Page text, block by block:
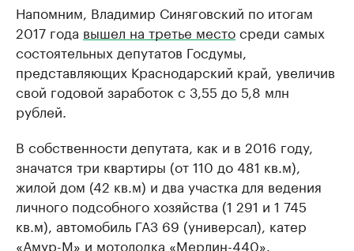
Напомним, Владимир Синяговский по итогам
2017 года вышел на третье местосреди самых
состоятельных депутатов Госдумы,
представляющих Краснодарский край, увеличив
свой годовой заработок с 3,55 до 5,8 млн
рублей.
В собственности депутата, как и в 2016 году,
значатся три квартиры (от 110 до 481 кв.м),
жилой дом (42 кв.м) и два участка для ведения
личного подсобного хозяйства (1 291 и 1 745
кв.м), автомобиль ГАЗ 69 (универсал), катер
«Амур-М» и мотолодка «Мерлин-440».